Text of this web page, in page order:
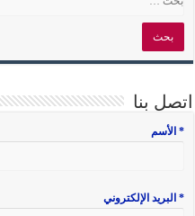
اتصل بنا
* الأسم
* البريد الإلكتروني